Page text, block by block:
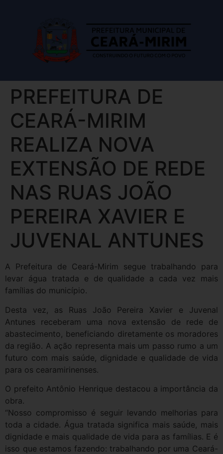
PREFEITURA DE
CEARÁ-MIRIM
REALIZA NOVA
EXTENSÃO DE REDE
NAS RUAS JOÃO
PEREIRA XAVIER E
JUVENAL ANTUNES
A Prefeitura de Ceará-Mirim segue trabalhando para
levar água tratada e de qualidade a cada vez mais
famílias do município.
Desta vez, as Ruas João Pereira Xavier e Juvenal
Antunes receberam uma nova extensão de rede de
abastecimento, beneficiando diretamente os moradores
da região. A ação representa mais um passo rumo a um
futuro com mais saúde, dignidade e qualidade de vida
para os cearamirinenses.
O prefeito Antônio Henrique destacou a importância da
obra.
“Nosso compromisso é seguir levando melhorias para
toda a cidade. Água tratada significa mais saúde, mais
dignidade e mais qualidade de vida para as famílias. E é
isso que estamos fazendo: trabalhando por uma Ceará-